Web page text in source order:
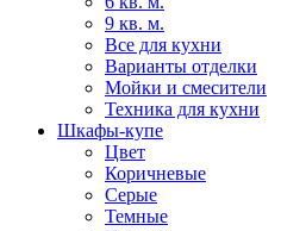
9 кв. м.
Все для кухни
Варианты отделки
Мойки и смесители
Техника для кухни
Шкафы-купе
Цвет
Коричневые
Серые
Темные